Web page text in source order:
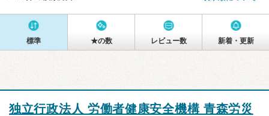
標準 ★の数 レビュー数 新着・更新
独立行政法人 労働者健康安全機構 青森労災